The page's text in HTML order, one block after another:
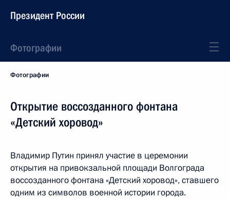
Президент России
Фотографии
Фотографии
Открытие воссозданного фонтана
«Детский хоровод»
Владимир Путин принял участие в церемонии
открытия на привокзальной площади Волгограда
воссозданного фонтана «Детский хоровод», ставшего
одним из символов военной истории города.